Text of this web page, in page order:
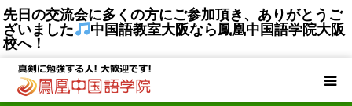
先日の交流会に多くの方にご参加頂き、ありがとうご
ざいました
中国語教室大阪なら鳳凰中国語学院大阪
校へ！
TOP